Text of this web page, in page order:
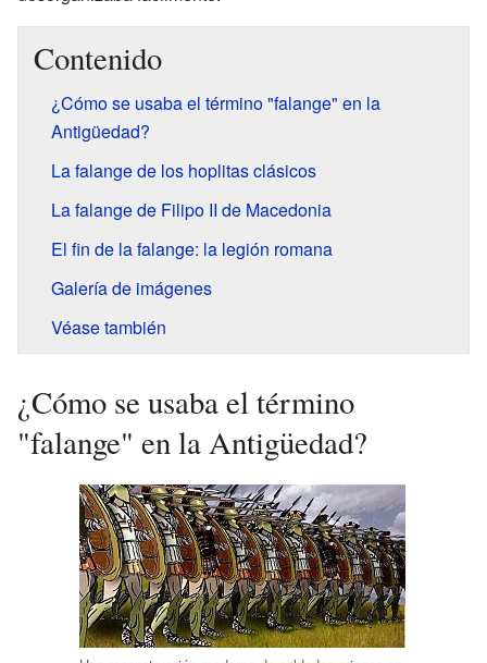
Contenido
¿Cómo se usaba el término "falange" en la
Antigüedad?
La falange de los hoplitas clásicos
La falange de Filipo II de Macedonia
El fin de la falange: la legión romana
Galería de imágenes
Véase también
¿Cómo se usaba el término
"falange" en la Antigüedad?